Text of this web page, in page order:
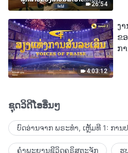
26:54
4:03:12
ງ
ຂ
ກ
ຊຸດວິດີໂອອື່ນໆ
ບົດອ່ານຈາກ ພຣະທຳ, ເຫຼັ້ມທີ 1: ກາ
ຄຳພະຍານຊີວິດຄຣິສຕະຈັກ ຮູ